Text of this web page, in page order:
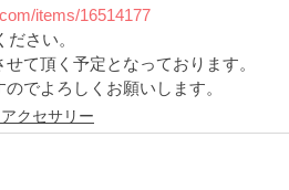
items/16514177
ださい。
て頂く予定となっております。
でよろしくお願いします。
クセサリー